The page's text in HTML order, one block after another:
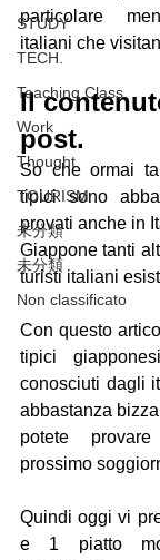
STUDY
TECH.
Teaching Class
Work
Thought
TOURISM
未分類
未分類
Non classificato
particolare
italiani che
Il
post.
So che ormai
tipici sono
provati anche in
Giappone tanti
turisti italiani
Con questo
tipici
conosciuti dagli
abbastanza
potete
prossimo
Quindi oggi vi
e 1 piatto